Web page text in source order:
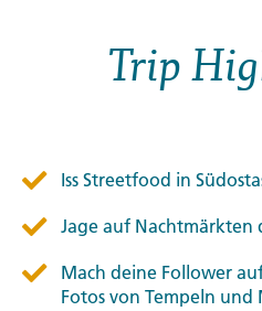
Trip
Iss Streetfood in
Jage auf Nachtmärkten
Mach deine Follower
Fotos von Tempeln